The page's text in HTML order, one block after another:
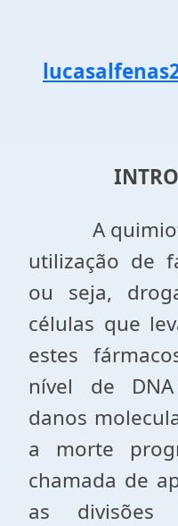
A
utilização de
ou seja,
células que
estes
nível de
danos
a morte
chamada de
as divisões